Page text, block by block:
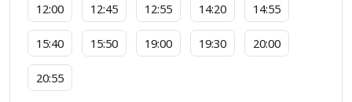
12:00 12:45 12:55 14:20 14:55
15:40 15:50 19:00 19:30 20:00
20:55